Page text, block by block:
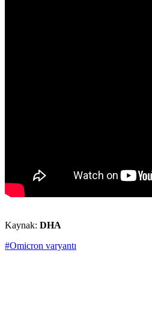
Kaynak: DHA
#Omicron varyantı